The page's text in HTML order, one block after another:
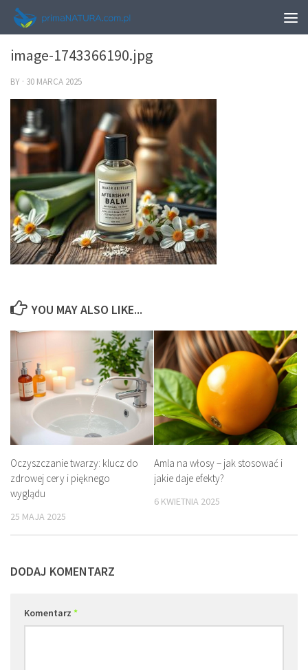
0
image-1743366190.jpg
BY · 30 MARCA 2025
YOU MAY ALSO LIKE...
Oczyszczanie twarzy: klucz do
zdrowej cery i pięknego
wyglądu
25 MAJA 2025
Amla na włosy – jak stosować i
jakie daje efekty?
6 KWIETNIA 2025
DODAJ KOMENTARZ
Komentarz *